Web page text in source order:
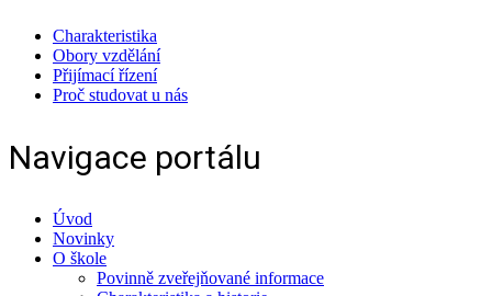
Charakteristika
Obory vzdělání
Přijímací řízení
Proč studovat u nás
Navigace portálu
Úvod
Novinky
O škole
Povinně zveřejňované informace